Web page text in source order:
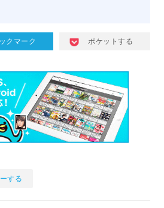
クマーク ポケットする
する